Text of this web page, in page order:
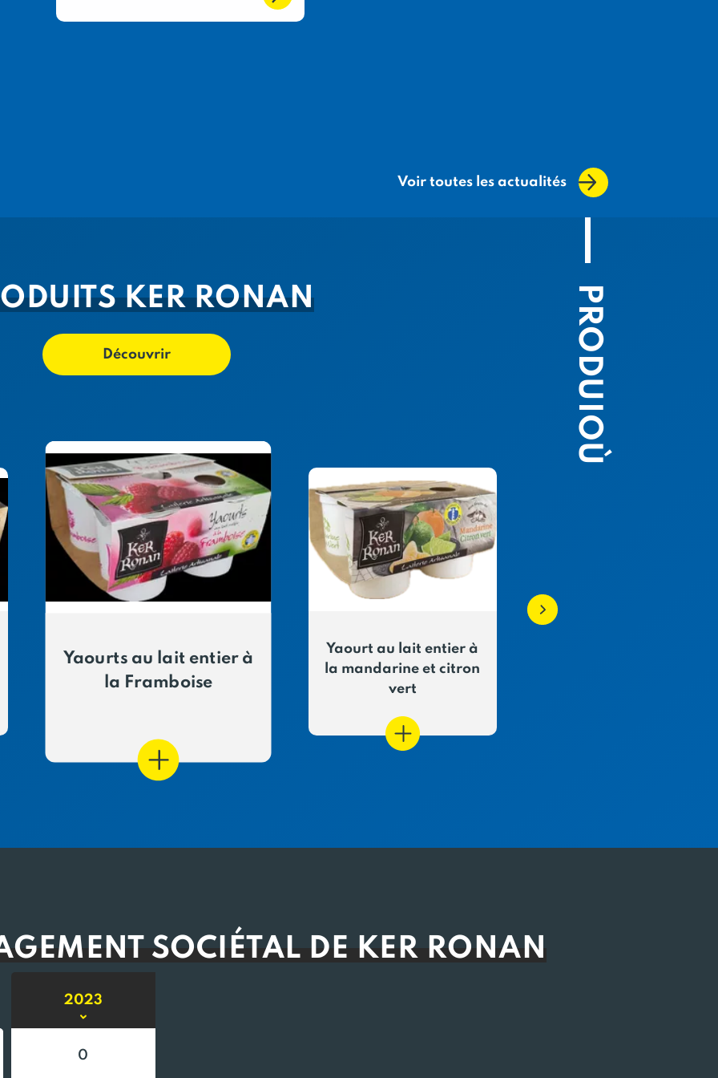
Voir toutes les actualités
PRODUIOÙ
KER RONAN
Découvrir
Yaourts au lait entier à
la Framboise
Yaourt au lait entier à
la mandarine et citron
vert
SOCIÉTAL DE KER RONAN
2023
0